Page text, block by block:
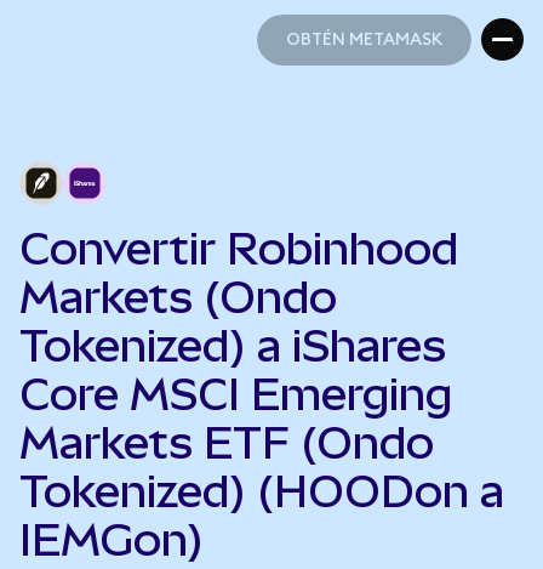
OBTÉN METAMASK
Convertir Robinhood
Markets (Ondo
Tokenized) a iShares
Core MSCI Emerging
Markets ETF (Ondo
Tokenized) (HOODon a
IEMGon)